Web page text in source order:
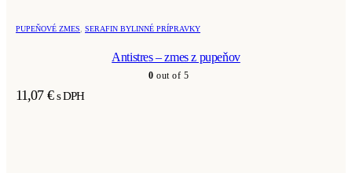
PUPEŇOVÉ ZMES SERAFIN BYLINNÉ PRÍPRAVKY
Antistres – zmes z pupeňov
0 out of 5
11,07 € s DPH